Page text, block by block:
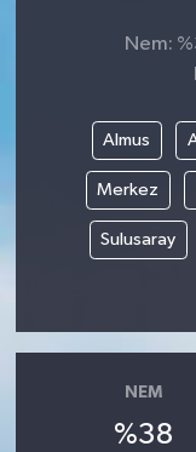
Nem:
Almus
Merkez
Sulusaray
NEM
%38
Resmî ilanlar
Sağlık
Spor
Tarım ve